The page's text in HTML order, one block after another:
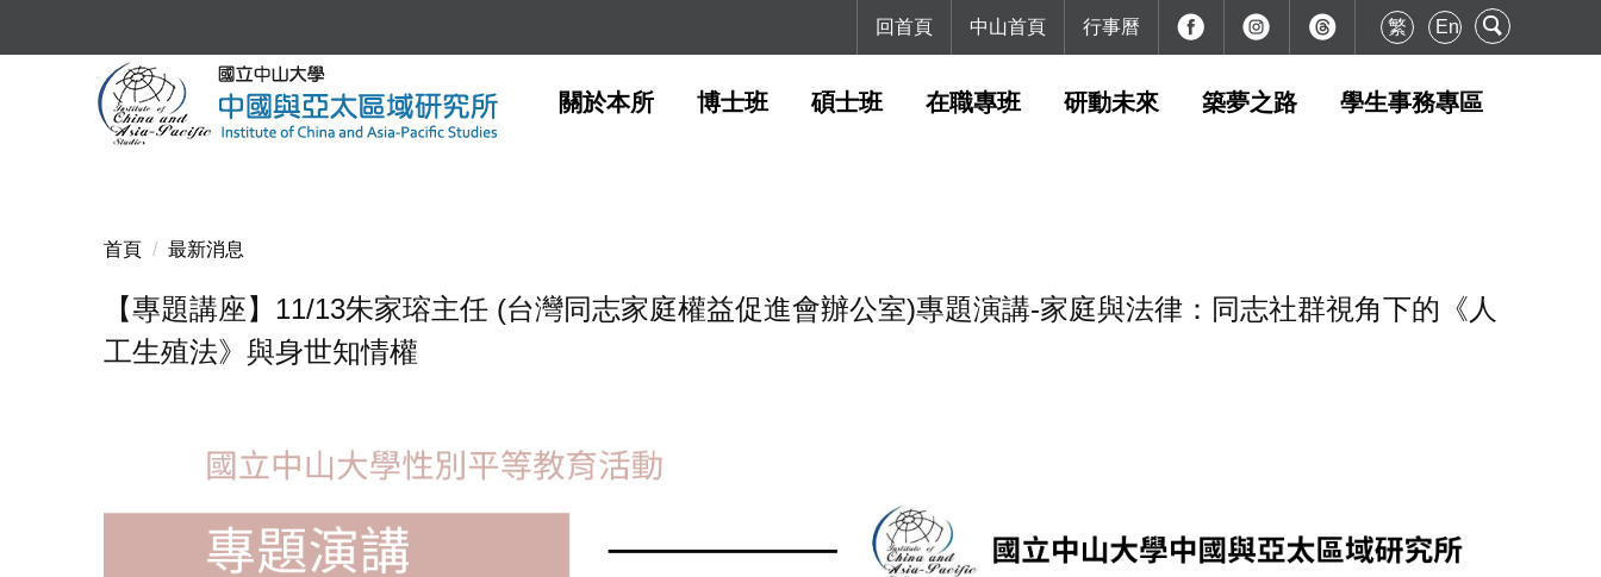
繁 En
回首頁 中山首頁 行事曆
關於本所 博士班 碩士班 在職專班 研動未來 築夢之路 學生事務專區
首頁 最新消息
【專題講座】11/13朱家瑢主任 (台灣同志家庭權益促進會辦公室)專題演講-家庭與法律：同志社群視角下的《人
工生殖法》與身世知情權